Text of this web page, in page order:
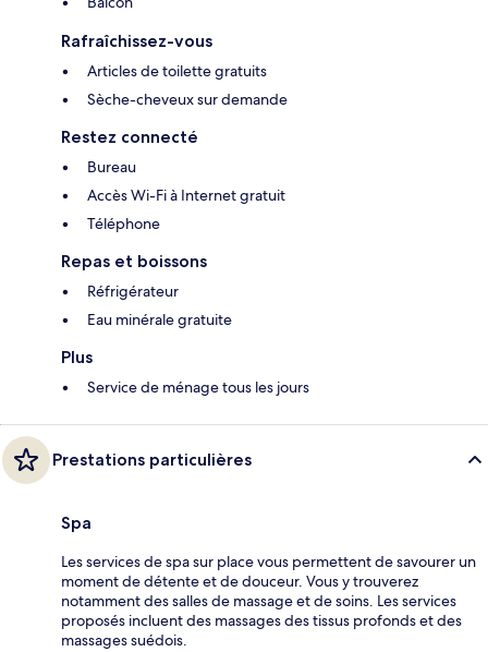
Rafraîchissez-vous
Articles de toilette gratuits
Sèche-cheveux sur demande
Restez connecté
Bureau
Accès Wi-Fi à Internet gratuit
Téléphone
Repas et boissons
Réfrigérateur
Eau minérale gratuite
Plus
Service de ménage tous les jours
Prestations particulières
Spa
Les services de spa sur place vous permettent de savourer un
moment de détente et de douceur. Vous y trouverez
notamment des salles de massage et de soins. Les services
proposés incluent des massages des tissus profonds et des
massages suédois.